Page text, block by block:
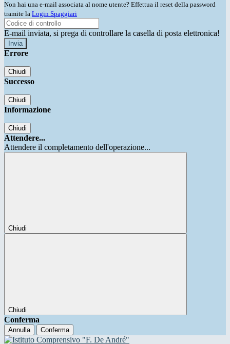
Non hai una e-mail associata al nome utente? Effettua il reset della password
tramite la Login Spaggiari
E-mail inviata, si prega di controllare la casella di posta elettronica!
Errore
Chiudi
Successo
Chiudi
Informazione
Chiudi
Attendere...
Attendere il completamento dell'operazione...
Chiudi
Chiudi
Conferma
Annulla Conferma